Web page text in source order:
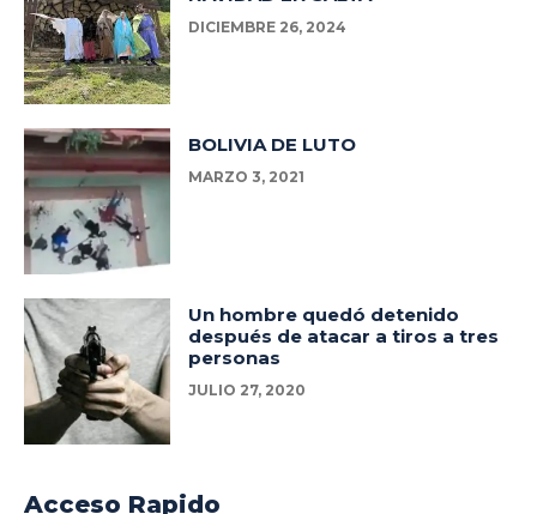
DICIEMBRE 26, 2024
BOLIVIA DE LUTO
MARZO 3, 2021
Un hombre quedó detenido
después de atacar a tiros a tres
personas
JULIO 27, 2020
Acceso Rapido